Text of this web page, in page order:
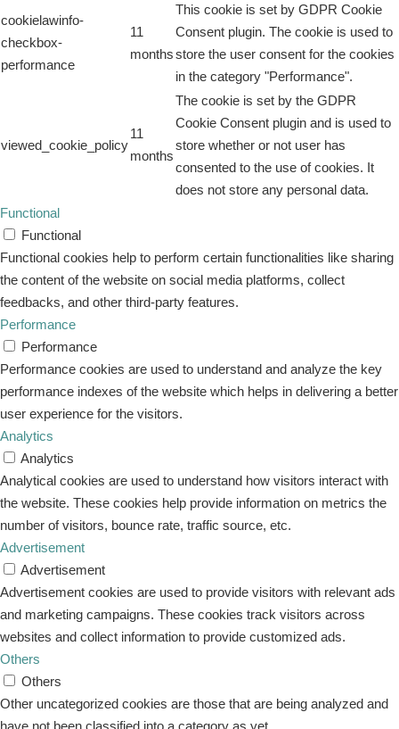
cookielawinfo-
checkbox-
performance
11
months
This cookie is set by GDPR Cookie
Consent plugin. The cookie is used to
store the user consent for the cookies
in the category "Performance".
viewed_cookie_policy
11
months
The cookie is set by the GDPR
Cookie Consent plugin and is used to
store whether or not user has
consented to the use of cookies. It
does not store any personal data.
Functional
Functional
Functional cookies help to perform certain functionalities like sharing
the content of the website on social media platforms, collect
feedbacks, and other third-party features.
Performance
Performance
Performance cookies are used to understand and analyze the key
performance indexes of the website which helps in delivering a better
user experience for the visitors.
Analytics
Analytics
Analytical cookies are used to understand how visitors interact with
the website. These cookies help provide information on metrics the
number of visitors, bounce rate, traffic source, etc.
Advertisement
Advertisement
Advertisement cookies are used to provide visitors with relevant ads
and marketing campaigns. These cookies track visitors across
websites and collect information to provide customized ads.
Others
Others
Other uncategorized cookies are those that are being analyzed and
have not been classified into a category as yet.